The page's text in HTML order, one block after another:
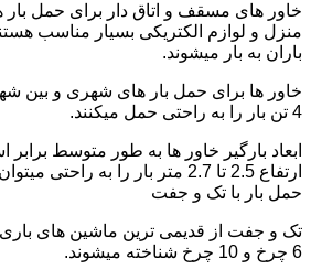
خاور های مسقف و اتاق دار برای حمل
منزل و لوازم الکتریکی بسیار مناسب
باران به بار میشوند.
خاور ها برای حمل بار های شهری و بین
4 تن بار را به راحتی حمل میکنند.
ارتفاع 2.5 تا 2.7 متر بار را به راحتی میتوان روی آنها قرار داد.
حمل بار با تک و جفت
تک و جفت از قدیمی ترین ماشین های باری
6 چرخ و 10 چرخ شناخته میشوند.